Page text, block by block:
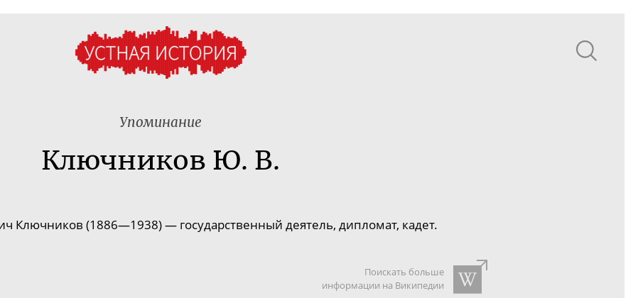
Упоминание
Ключников Ю. В.
Ключников (1886—1938) — государственный деятель, дипломат, кадет.
Поискать больше
информации на Википедии